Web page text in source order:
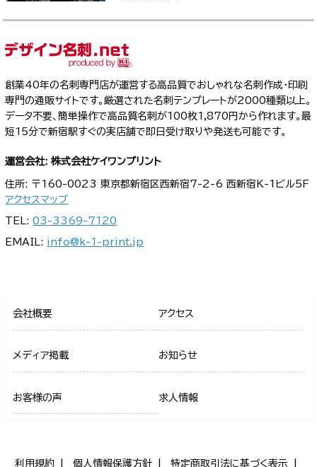
創業40年の名刺専門店が運営する高品質でおしゃれな名刺作成・印刷
専門の通販サイトです。厳選された名刺テンプレートが2000種類以上。
データ不要、簡単操作で高品質名刺が100枚1,870円から作れます。最
短15分で新宿駅すぐの実店舗で即日受け取りや発送も可能です。
運営会社: 株式会社ケイワンプリント
住所: 〒160-0023 東京都新宿区西新宿7-2-6 西新宿K-1ビル5F
アクセスマップ
TEL:03-3369-7120
EMAIL: info@k-1-print.jp
会社概要 アクセス
メディア掲載 お知らせ
お客様の声 求人情報
利用規約 個人情報保護方針 特定商取引法に基づく表示